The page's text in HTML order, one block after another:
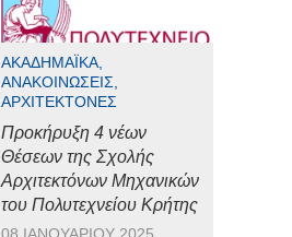
ΑΚΑΔΗΜΑΪΚΆ,
ΑΝΑΚΟΙΝΏΣΕΙΣ,
ΑΡΧΙΤΈΚΤΟΝΕΣ
Προκήρυξη 4 νέων
Θέσεων της Σχολής
Αρχιτεκτόνων Μηχανικών
του Πολυτεχνείου Κρήτης